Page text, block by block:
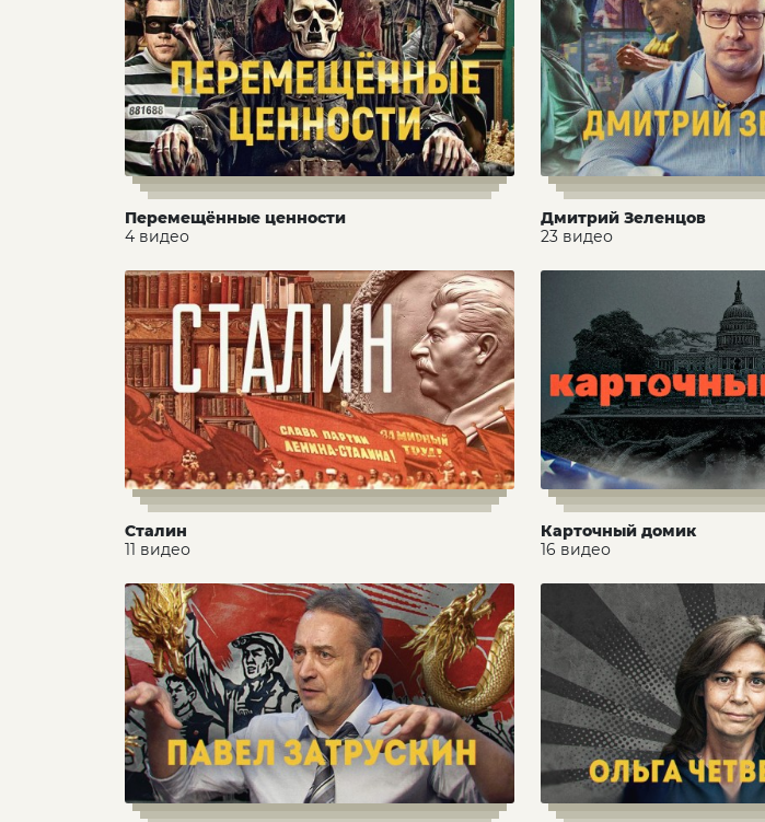
Перемещённые ценности
4 видео
Дмитрий Зеленцов
23 видео
Сталин
11 видео
Карточный домик
16 видео